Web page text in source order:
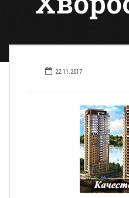
22.11.2017